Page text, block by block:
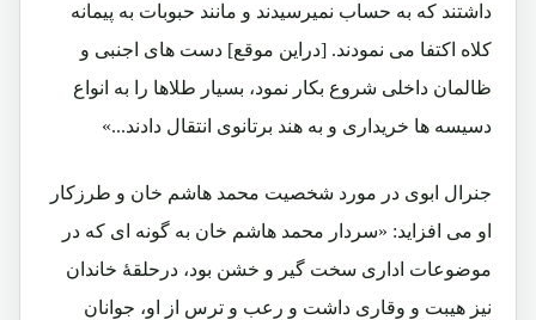
داشتند که به حساب نمیرسیدند و مانند حبوبات به پیمانه
کلاه اکتفا می نمودند. [دراین موقع] دست های اجنبی و
ظالمان داخلی شروع بکار نمود، بسیار طلاها را به انواع
دسیسه ها خریداری و به هند برتانوی انتقال دادند...»
جنرال ابوی در مورد شخصیت محمد هاشم خان و طرزکار
او می افزاید: «سردار محمد هاشم خان به گونه ای که در
موضوعات اداری سخت گیر و خشن بود، درحلقۀ خاندان
نیز هیبت و وقاری داشت و رعب و ترس از او، جوانان